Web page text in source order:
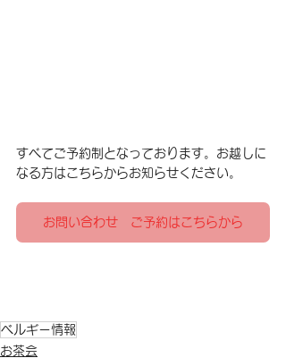
すべてご予約制となっております。お越しに
なる方はこちらからお知らせください。
お問い合わせ ご予約はこちらから
ベルギー情報
お茶会